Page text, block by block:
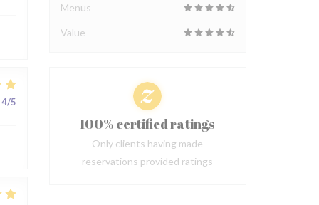
4/5
Menus
Value
100% certified ratings
Only clients having made
reservations provided ratings